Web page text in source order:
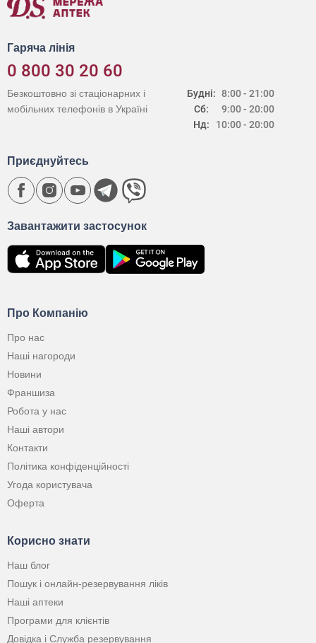
Гаряча лінія
0 800 30 20 60
Будні:
Сб:
Нд:
8:00 - 21:00
9:00 - 20:00
10:00 - 20:00
Безкоштовно зі стаціонарних і
мобільних телефонів в Україні
Про Компанію
Про нас
Наші нагороди
Новини
Франшиза
Робота у нас
Наші автори
Контакти
Політика конфіденційності
Угода користувача
Оферта
Корисно знати
Наш блог
Пошук і онлайн-резервування ліків
Наші аптеки
Програми для клієнтів
Довідка і Служба резервування
Завантажити застосунок
Приєднуйтесь